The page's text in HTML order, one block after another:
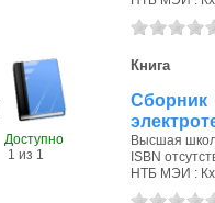
Доступно
1 из 1
Книга
Высшая
ISBN
НТБ МЭИ : Кх